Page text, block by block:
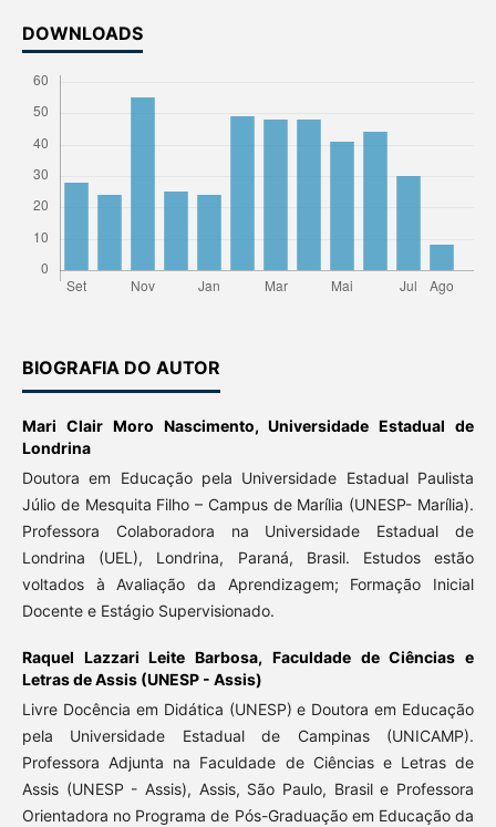
DOWNLOADS
BIOGRAFIA DO AUTOR
Mari Clair Moro Nascimento,Universidade Estadual de
Londrina
Doutora em Educação pela Universidade Estadual Paulista
Júlio de Mesquita Filho – Campus de Marília (UNESP- Marília).
Professora Colaboradora na Universidade Estadual de
Londrina (UEL), Londrina, Paraná, Brasil. Estudos estão
voltados à Avaliação da Aprendizagem; Formação Inicial
Docente e Estágio Supervisionado.
Raquel Lazzari Leite Barbosa, Faculdade de Ciências e
Letras de Assis (UNESP - Assis)
Livre Docência em Didática (UNESP) e Doutora em Educação
pela Universidade Estadual de Campinas (UNICAMP).
Professora Adjunta na Faculdade de Ciências e Letras de
Assis (UNESP - Assis), Assis, São Paulo, Brasil e Professora
Orientadora no Programa de Pós-Graduação em Educação da